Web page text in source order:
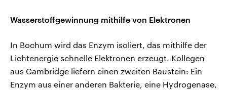
Wasserstoffgewinnung mithilfe von Elektronen
In Bochum wird das Enzym isoliert, das mithilfe der
Lichtenergie schnelle Elektronen erzeugt. Kollegen
aus Cambridge liefern einen zweiten Baustein: Ein
Enzym aus einer anderen Bakterie, eine Hydrogenase,